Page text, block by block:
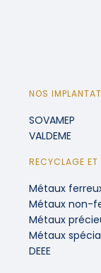
NOS
SOVAMEP
VALDEME
RECYCLAGE
Métaux
Métaux non-
Métaux
Métaux
DEEE